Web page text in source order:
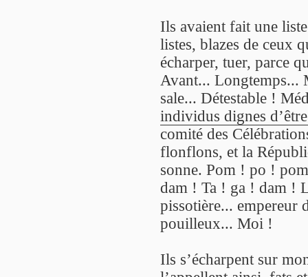
Ils avaient fait une
listes, blazes de ceux
écharper, tuer, parce
Avant... Longtemps...
sale... Détestable !
individus dignes
comité des
flonflons, et la
sonne. Pom ! po !
dam ! Ta ! ga ! dam !
pissotière... empereur
pouilleux... Moi !
Ils s’écharpent sur